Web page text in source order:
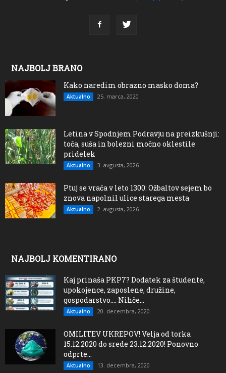
NAJBOLJ BRANO
Kako naredim obrazno masko doma?
Aktualno 25. marca, 2020
Letina v Spodnjem Podravju na preizkušnji:
toča, suša in bolezni močno oklestile
pridelek
Aktualno 3. avgusta, 2026
Ptuj se vrača v leto 1300: Ožbaltov sejem bo
znova napolnil ulice starega mesta
Aktualno 2. avgusta, 2026
NAJBOLJ KOMENTIRANO
Kaj prinaša PKP7? Dodatek za študente,
upokojence, zaposlene, družine,
gospodarstvo…. Nihče...
Aktualno 20. decembra, 2020
OMILITEV UKREPOV! Velja od torka
15.12.2020 do srede 23.12.2020! Ponovno
odprte...
Aktualno 13. decembra, 2020